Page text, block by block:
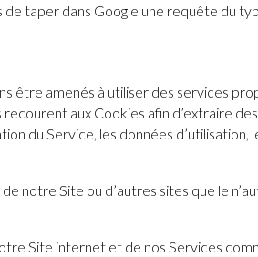
de taper dans Google une requête du
être amenés à utiliser des services
aux Cookies afin d’extraire
du Service, les données
notre Site ou d’autres sites que le
Site internet et de nos Services